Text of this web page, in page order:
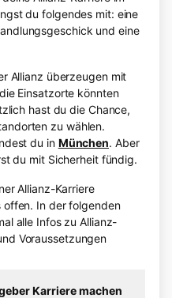
du folgendes mit: eine
und eine
Allianz überzeugen mit
Einsatzorte könnten
hast du die Chance,
zu wählen.
du in München. Aber
du mit Sicherheit fündig.
Allianz-Karriere
offen. In der folgenden
alle Infos zu Allianz-
Voraussetzungen
Karriere machen